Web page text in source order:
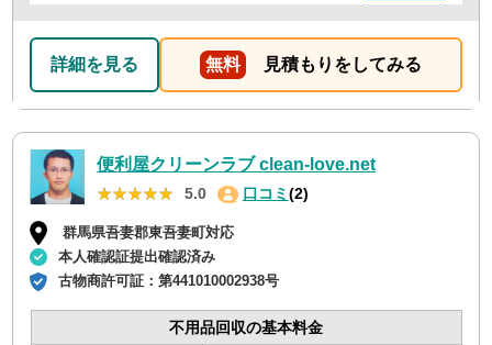
詳細を見る 無料 見積もりをしてみる
便利屋クリーンラブ clean-love.net
★★★★★
★★★★★ 5.0 口コミ (2)
群馬県吾妻郡東吾妻町対応
本人確認証提出確認済み
古物商許可証：第441010002938号
不用品回収の基本料金